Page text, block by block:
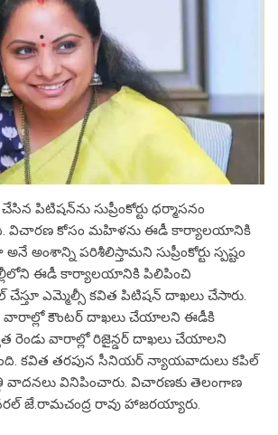
పిటిషన్‌ను సుప్రీంకోర్టు ధర్మాసనం
విచారణ కోసం మహిళను ఈడీ కార్యాలయానికి
అంశాన్ని పరిశీలిస్తామని సుప్రీంకోర్టు స్పష్టం
ఈడీ కార్యాలయానికి పిలిపించి
ఎమ్మెల్సీ కవిత పిటిషన్ దాఖలు చేసారు.
వారాల్లో కౌంటర్ దాఖలు చేయాలని ఈడీకి
రెండు వారాల్లో రిజైన్డర్ దాఖలు చేయాలని
కవిత తరపున సీనియర్ న్యాయవాదులు కపిల్
వాదనలు వినిపించారు. విచారణకు తెలంగాణ
జే.రామచంద్ర రావు హాజరయ్యారు.